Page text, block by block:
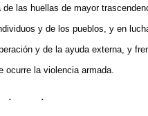
las huellas de mayor
y de los pueblos, y en
y de la ayuda externa, y
ocurre la violencia armada.